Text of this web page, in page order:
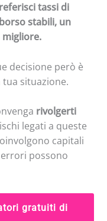
tassi di
stabili, un
migliore.
decisione però è
situazione.
rivolgerti
legati a queste
capitali
possono
gratuiti di